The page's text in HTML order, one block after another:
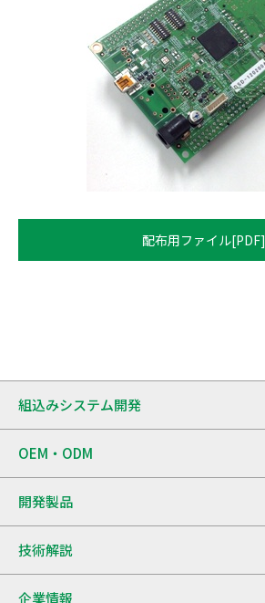
配布用ファイル[PDF]
組込みシステム開発
OEM・ODM
開発製品
技術解説
企業情報